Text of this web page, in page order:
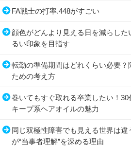
FA戦士の打率.448がすごい
顔色がどんより見える日を減らし
るい印象を目指す
転勤の準備期間はどれくらい必要？
ための考え方
巻いてもすぐ取れる卒業したい！
キープ系ヘアオイルの魅力
同じ双極性障害でも見える世界は
が“当事者理解”を深める理由